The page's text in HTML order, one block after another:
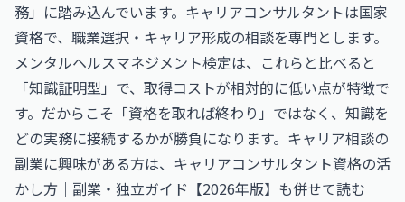
務」に踏み込んでいます。キャリアコンサルタントは国家
資格で、職業選択・キャリア形成の相談を専門とします。
メンタルヘルスマネジメント検定は、これらと比べると
「知識証明型」で、取得コストが相対的に低い点が特徴で
す。だからこそ「資格を取れば終わり」ではなく、知識を
どの実務に接続するかが勝負になります。キャリア相談の
副業に興味がある方は、 キャリアコンサルタント資格の活
かし方｜副業・独立ガイド【2026年版】 も併せて読む